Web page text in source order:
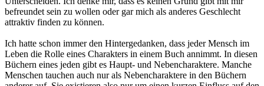
befreundet sein zu wollen oder gar mich als anderes Geschlecht
attraktiv finden zu können.
Ich hatte schon immer den Hintergedanken, dass jeder Mensch im
Leben die Rolle eines Charakters in einem Buch annimmt. In diesen
Büchern eines jeden gibt es Haupt- und Nebencharaktere. Manche
Menschen tauchen auch nur als Nebencharaktere in den Büchern